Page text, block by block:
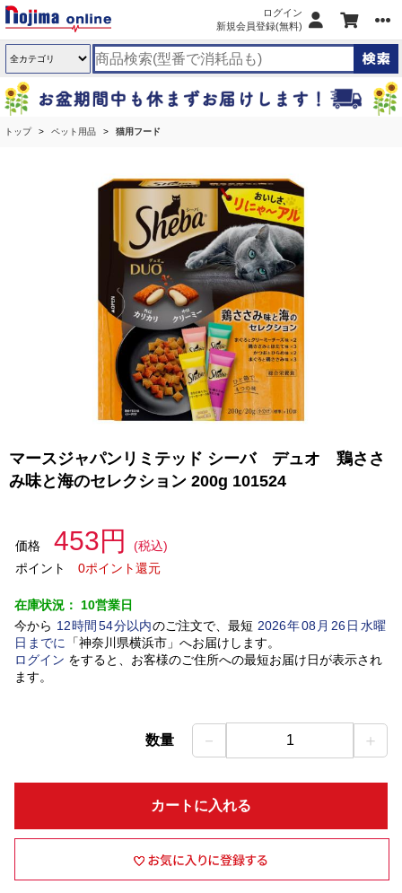
ログイン
新規会員登録(無料)
トップ ペット用品 猫用フード
マースジャパンリミテッド シーバ デュオ 鶏ささ
み味と海のセレクション 200g 101524
価格 453円
(税込)
ポイント
0ポイント還元
在庫状況： 10営業日
今から 12時間 54分以内のご注文で、最短 2026年08 月 26日水曜
日 までに 「神奈川県横浜市」 へお届けします。
ログイン をすると、お客様のご住所への最短お届け日が表示され
ます。
数量 － 1 ＋
カートに入れる